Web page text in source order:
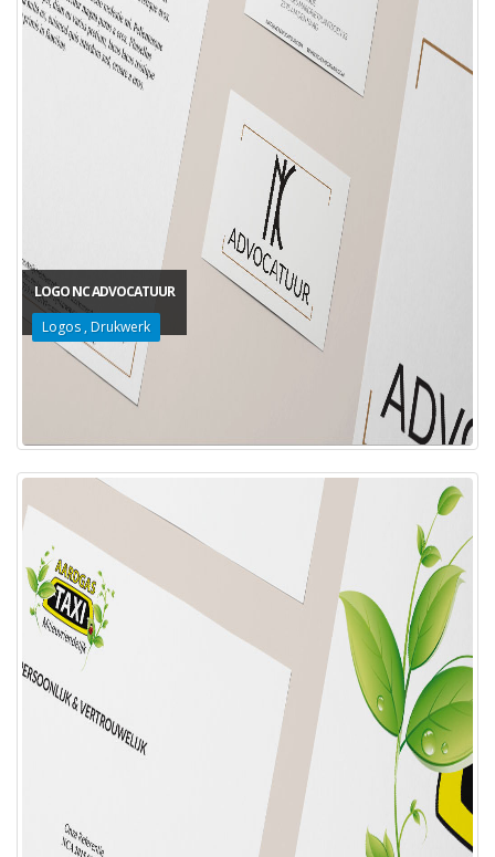
LOGO NC ADVOCATUUR
Logos,Drukwerk